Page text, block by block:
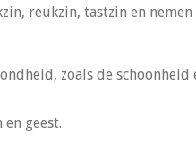
reukzin, tastzin en nemen
zoals de schoonheid
geest.